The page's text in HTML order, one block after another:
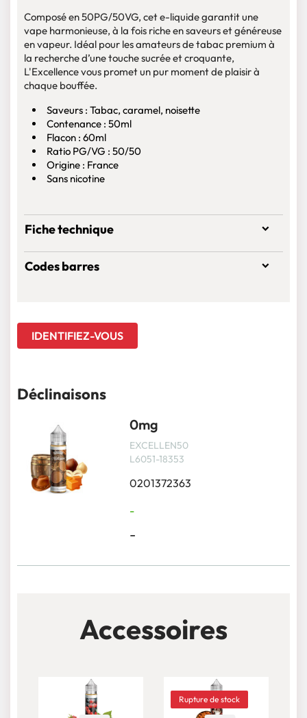
Composé en 50PG/50VG, cet e-liquide garantit une
vape harmonieuse, à la fois riche en saveurs et généreuse
en vapeur. Idéal pour les amateurs de tabac premium à
la recherche d’une touche sucrée et croquante,
L'Excellence vous promet un pur moment de plaisir à
chaque bouffée.
Saveurs : Tabac, caramel, noisette
Contenance : 50ml
Flacon : 60ml
Ratio PG/VG : 50/50
Origine : France
Sans nicotine
Fiche technique
Codes barres
IDENTIFIEZ-VOUS
Déclinaisons
0mg
EXCELLEN50
L6051-18353
0201372363
-
-
Accessoires
Rupture de stock